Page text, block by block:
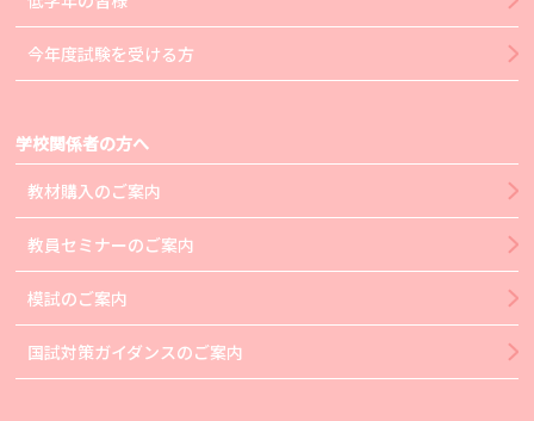
今年度試験を受ける方
学校関係者の方へ
教材購入のご案内
教員セミナーのご案内
模試のご案内
国試対策ガイダンスのご案内